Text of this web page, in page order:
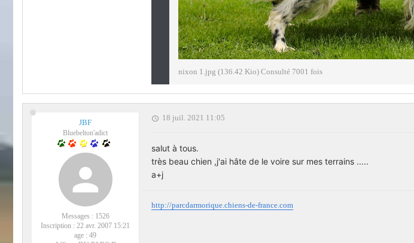
nixon 1.jpg (136.42 Kio) Consulté 7001 fois
JBF
Bluebelton'adict
Messages : 1526
Inscription : 22 avr. 2007 15:21
age : 49
18 juil. 2021 11:05
salut à tous.
très beau chien ,j'ai hâte de le voire sur mes terrains .....
a+j
http://parcdarmorique.chiens-de-france.com